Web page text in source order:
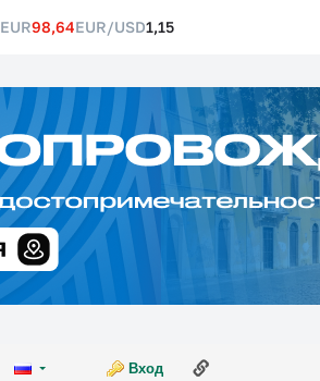
EUR98,64EUR/USD1,15
Вход